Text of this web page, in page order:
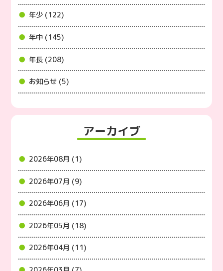
年少 (122)
年中 (145)
年長 (208)
お知らせ (5)
アーカイブ
2026年08月 (1)
2026年07月 (9)
2026年06月 (17)
2026年05月 (18)
2026年04月 (11)